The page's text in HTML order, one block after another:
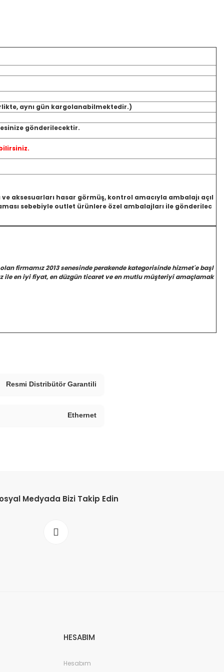
aynı gün kargolanabilmektedir.)
gönderilecektir.
aksesuarları hasar görmüş, kontrol amacıyla ambalajı açıl
sebebiyle outlet ürünlere özel ambalajları ile gönderilec
firmamız 2013 senesinde perakende kategorisinde hizmet'e başl
ile en iyi fiyat, en düzgün ticaret ve en mutlu müşteriyi amaçlamak
Resmi Distribütör Garantili
Ethernet
Medyada Bizi Takip Edin
HESABIM
Hesabım